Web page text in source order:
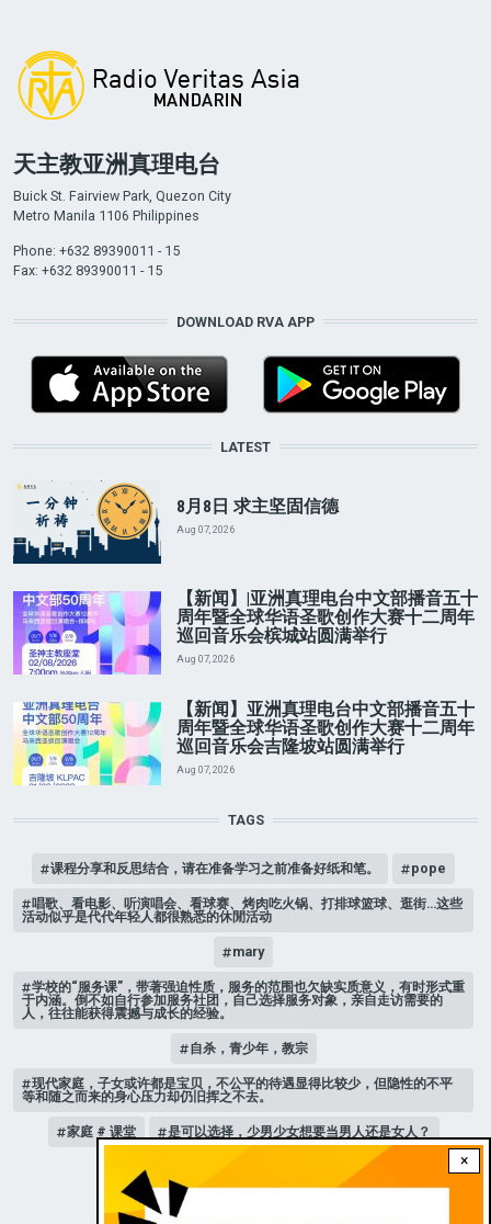
×
天主教亚洲真理电台
Buick St. Fairview Park, Quezon City
Metro Manila 1106 Philippines
Phone: +632 89390011 - 15
Fax: +632 89390011 - 15
DOWNLOAD RVA APP
LATEST
8月8日 求主坚固信德
Aug 07, 2026
【新闻】|亚洲真理电台中文部播音五十
周年暨全球华语圣歌创作大赛十二周年
巡回音乐会槟城站圆满举行
Aug 07, 2026
【新闻】亚洲真理电台中文部播音五十
周年暨全球华语圣歌创作大赛十二周年
巡回音乐会吉隆坡站圆满举行
Aug 07, 2026
TAGS
课程分享和反思结合，请在准备学习之前准备好纸和笔。 pope
唱歌、看电影、听演唱会、看球赛、烤肉吃火锅、打排球篮球、逛街…这些
活动似乎是代代年轻人都很熟悉的休閒活动
mary
学校的“服务课”，带著强迫性质，服务的范围也欠缺实质意义，有时形式重
于内涵。倒不如自行参加服务社团，自己选择服务对象，亲自走访需要的
人，往往能获得震撼与成长的经验。
自杀，青少年，教宗
现代家庭，子女或许都是宝贝，不公平的待遇显得比较少，但隐性的不平
等和随之而来的身心压力却仍旧挥之不去。
家庭 # 课堂 是可以选择，少男少女想要当男人还是女人？